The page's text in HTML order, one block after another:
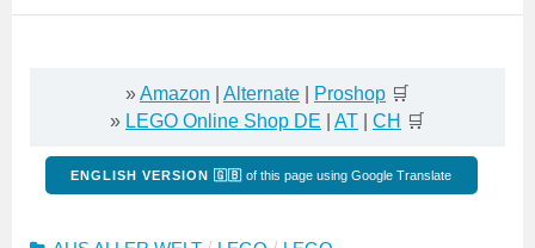
»Amazon Alternate Proshop 🛒
» LEGO Online Shop DE AT CH 🛒
ENGLISH VERSION 🇬🇧 of this page using Google Translate